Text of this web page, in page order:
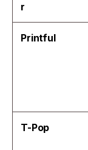
r
Printful
T-Pop